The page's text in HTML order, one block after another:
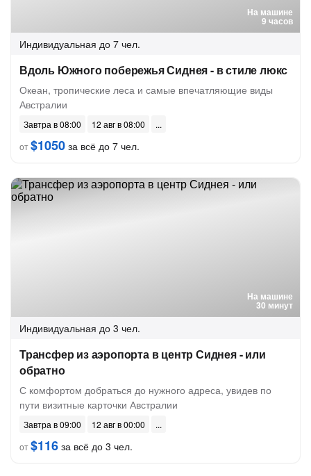
На машине
9 часов
Индивидуальная до 7 чел.
Вдоль Южного побережья Сиднея - в стиле люкс
Океан, тропические леса и самые впечатляющие виды
Австралии
Завтра в 08:00
12 авг в 08:00
от$1050 за всё до 7 чел.
На машине
30 минут
Индивидуальная до 3 чел.
Трансфер из аэропорта в центр Сиднея - или
обратно
С комфортом добраться до нужного адреса, увидев по
пути визитные карточки Австралии
Завтра в 09:00
12 авг в 00:00
от$116 за всё до 3 чел.